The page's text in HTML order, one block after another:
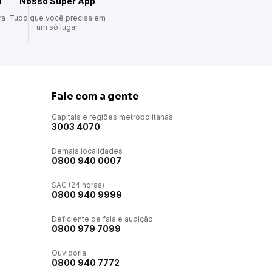
garantindo que sua voz seja ouvida de
a máxima fidelidade.
vida da bateria, permitindo maratonas de
com apenas uma recarga de 10 minutos,
na parede (ferragem de montagem
ao seu cenário de jogo.
Tudo que você precisa em
um só lugar
Fale com a gente
Capitais e regiões metropolitanas
3003 4070
Demais localidades
0800 940 0007
SAC (24 horas)
0800 940 9999
Deficiente de fala e audição
0800 979 7099
Ouvidoria
0800 940 7772